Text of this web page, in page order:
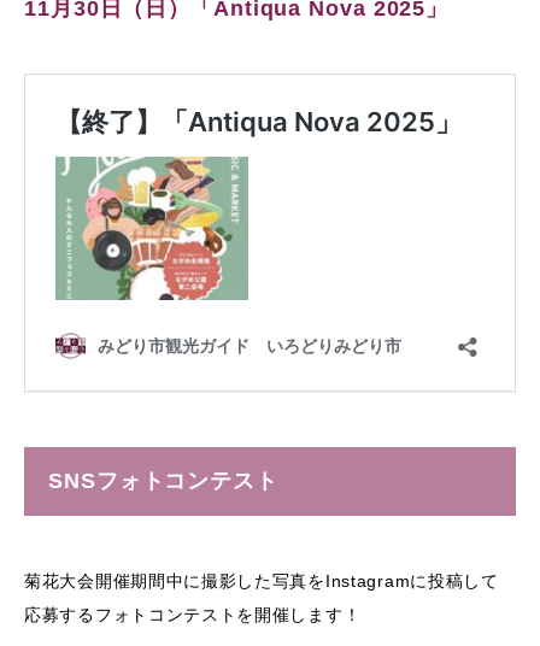
11月30日（日）「Antiqua Nova 2025」
SNSフォトコンテスト
菊花大会開催期間中に撮影した写真をInstagramに投稿して
応募するフォトコンテストを開催します！